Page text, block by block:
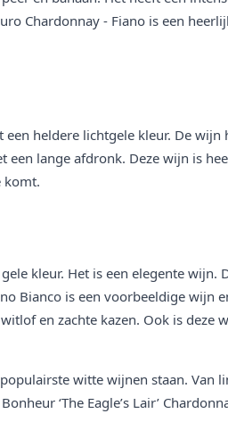
Chardonnay - Fiano is een
heldere lichtgele kleur. De
een lange afdronk. Deze wijn is
komt.
kleur. Het is een elegente
Bianco is een voorbeeldige wijn
en zachte kazen. Ook is deze
witte wijnen staan. Van
‘The Eagle’s Lair’